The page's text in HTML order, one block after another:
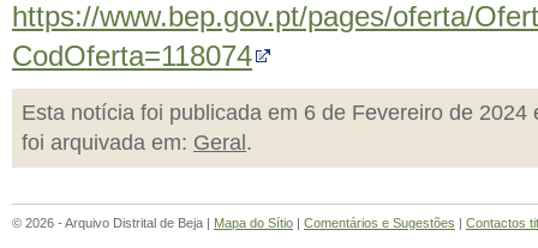
https://www.bep.gov.pt/pages/oferta/
CodOferta=118074
Esta notícia foi publicada em 6 de Fevereiro de 2024
foi arquivada em: Geral .
© 2026 - Arquivo Distrital de Beja | Mapa do Sítio | Comentários e Sugestões | Contactos